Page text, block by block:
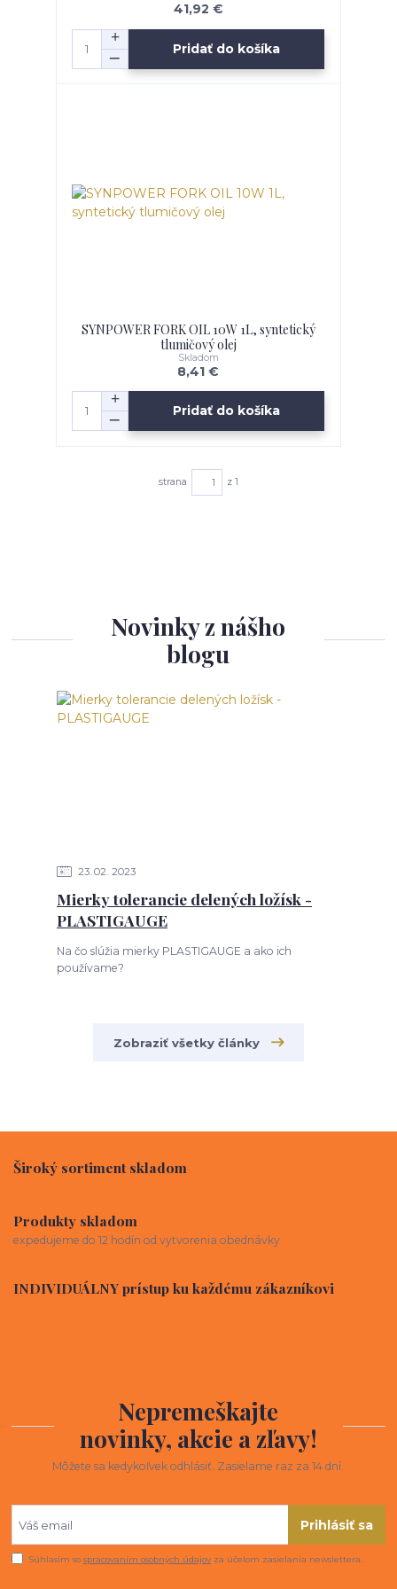
41,92 €
Pridať do košíka
SYNPOWER FORK OIL 10W 1L, syntetický
tlumičový olej
8,41 €
Skladom
Pridať do košíka
strana z 1
Novinky z nášho
blogu
23 02 2023
Mierky tolerancie delených ložísk -
PLASTIGAUGE
Na čo slúžia mierky PLASTIGAUGE a ako ich
používame?
Zobraziť všetky články
Široký sortiment skladom
Produkty skladom
expedujeme do 12 hodín od vytvorenia obednávky
INDIVIDUÁLNY prístup ku každému zákazníkovi
Nepremeškajte
novinky, akcie a zľavy!
Môžete sa kedykoľvek odhlásiť. Zasielame raz za 14 dní.
Prihlásiť sa
Súhlasím sospracovaním osobných údajov za účelom zasielania newslettera.